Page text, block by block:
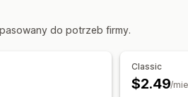
okienkami
do potrzeb firmy.
Classic
$2.49/